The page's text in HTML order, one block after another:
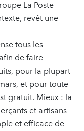
La Poste
revêt une
tous les
de faire
pour la plupart
et pour toute
gratuit. Mieux : la
et artisans
et efficace de